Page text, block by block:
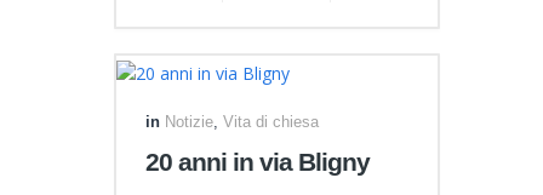
in Notizie, Vita di chiesa
20 anni in via Bligny